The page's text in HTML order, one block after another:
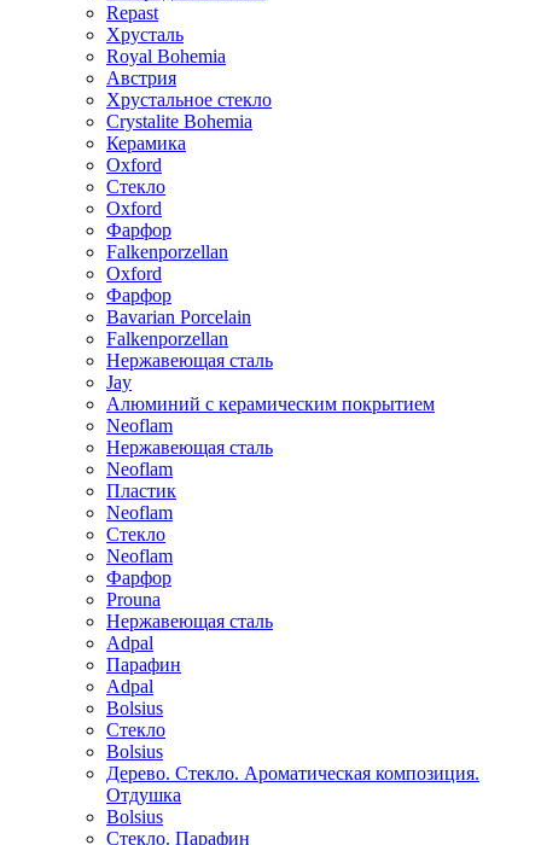
Repast
Хрусталь
Royal Bohemia
Австрия
Хрустальное стекло
Crystalite Bohemia
Керамика
Oxford
Стекло
Oxford
Фарфор
Falkenporzellan
Oxford
Фарфор
Bavarian Porcelain
Falkenporzellan
Нержавеющая сталь
Jay
Алюминий с керамическим покрытием
Neoflam
Нержавеющая сталь
Neoflam
Пластик
Neoflam
Стекло
Neoflam
Фарфор
Prouna
Нержавеющая сталь
Adpal
Парафин
Adpal
Bolsius
Стекло
Bolsius
Дерево. Стекло. Ароматическая композиция.
Отдушка
Bolsius
Стекло. Парафин